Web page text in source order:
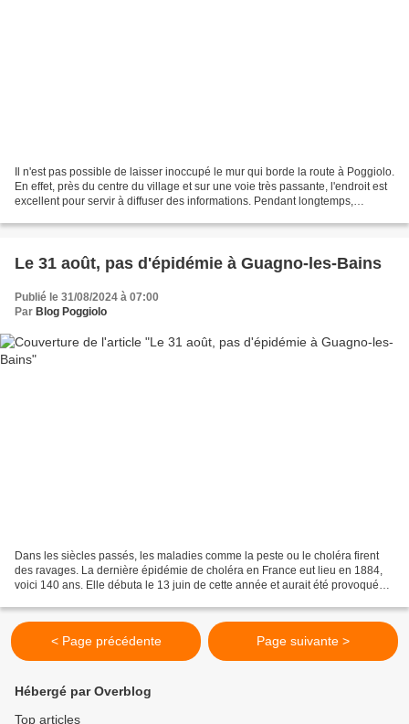
Il n'est pas possible de laisser inoccupé le mur qui borde la route à Poggiolo.
En effet, près du centre du village et sur une voie très passante, l'endroit est
excellent pour servir à diffuser des informations. Pendant longtemps,
Le 31 août, pas d'épidémie à Guagno-les-Bains
Publié le 31/08/2024 à 07:00
Par Blog Poggiolo
Dans les siècles passés, les maladies comme la peste ou le choléra firent
des ravages. La dernière épidémie de choléra en France eut lieu en 1884,
voici 140 ans. Elle débuta le 13 juin de cette année et aurait été provoquée
< Page précédente Page suivante >
Hébergé par Overblog
Top articles